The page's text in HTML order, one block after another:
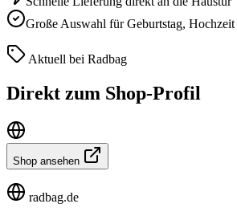
Große Auswahl für Geburtstag,
Aktuell bei Radbag
Direkt zum Shop-Profil
Shop ansehen
radbag.de